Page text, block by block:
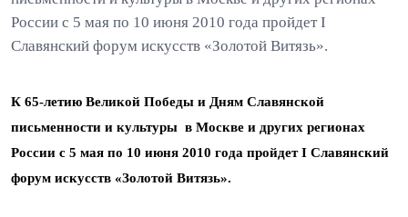
России с 5 мая по 10 июня 2010 года пройдет I
Славянский форум искусств «Золотой Витязь».
К 65-летию Великой Победы и Дням Славянской
письменности и культуры в Москве и других регионах
России с 5 мая по 10 июня 2010 года пройдетI Славянский
форум искусств «Золотой Витязь».